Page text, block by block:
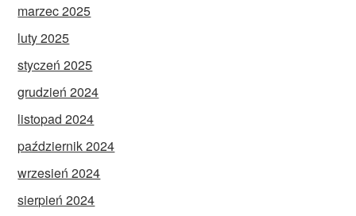
marzec 2025
luty 2025
styczeń 2025
grudzień 2024
listopad 2024
październik 2024
wrzesień 2024
sierpień 2024